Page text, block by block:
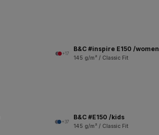
+17
B&C #inspire E150 /women
145 g/m² / Classic Fit
+37
B&C #E150 /kids
145 g/m² / Classic Fit